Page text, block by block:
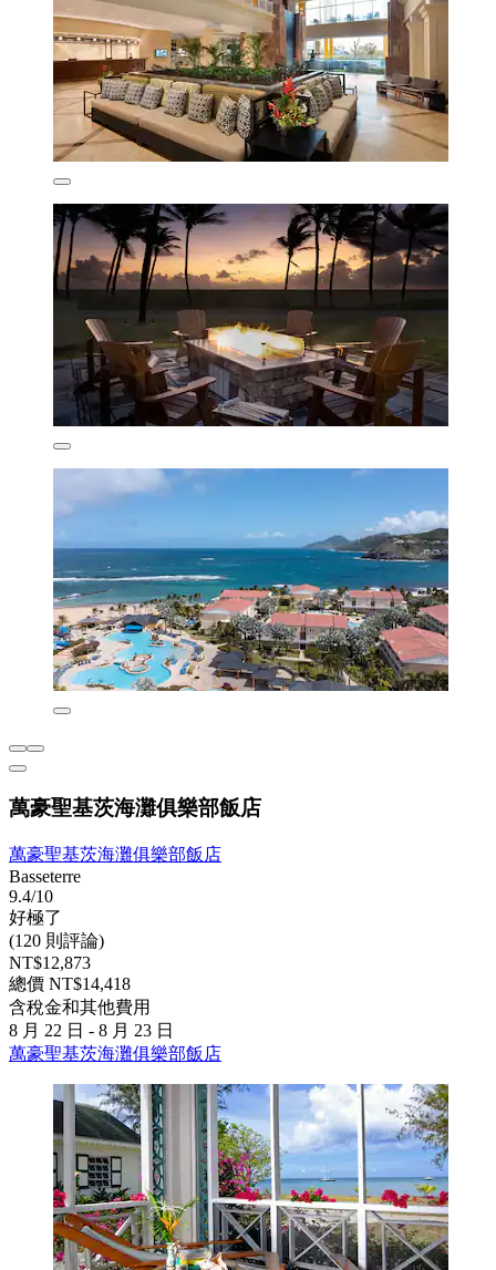
萬豪聖基茨海灘俱樂部飯店
萬豪聖基茨海灘俱樂部飯店
Basseterre
9.4/10
好極了
(120 則評論)
NT$12,873
總價 NT$14,418
含稅金和其他費用
8 月 22 日 - 8 月 23 日
萬豪聖基茨海灘俱樂部飯店